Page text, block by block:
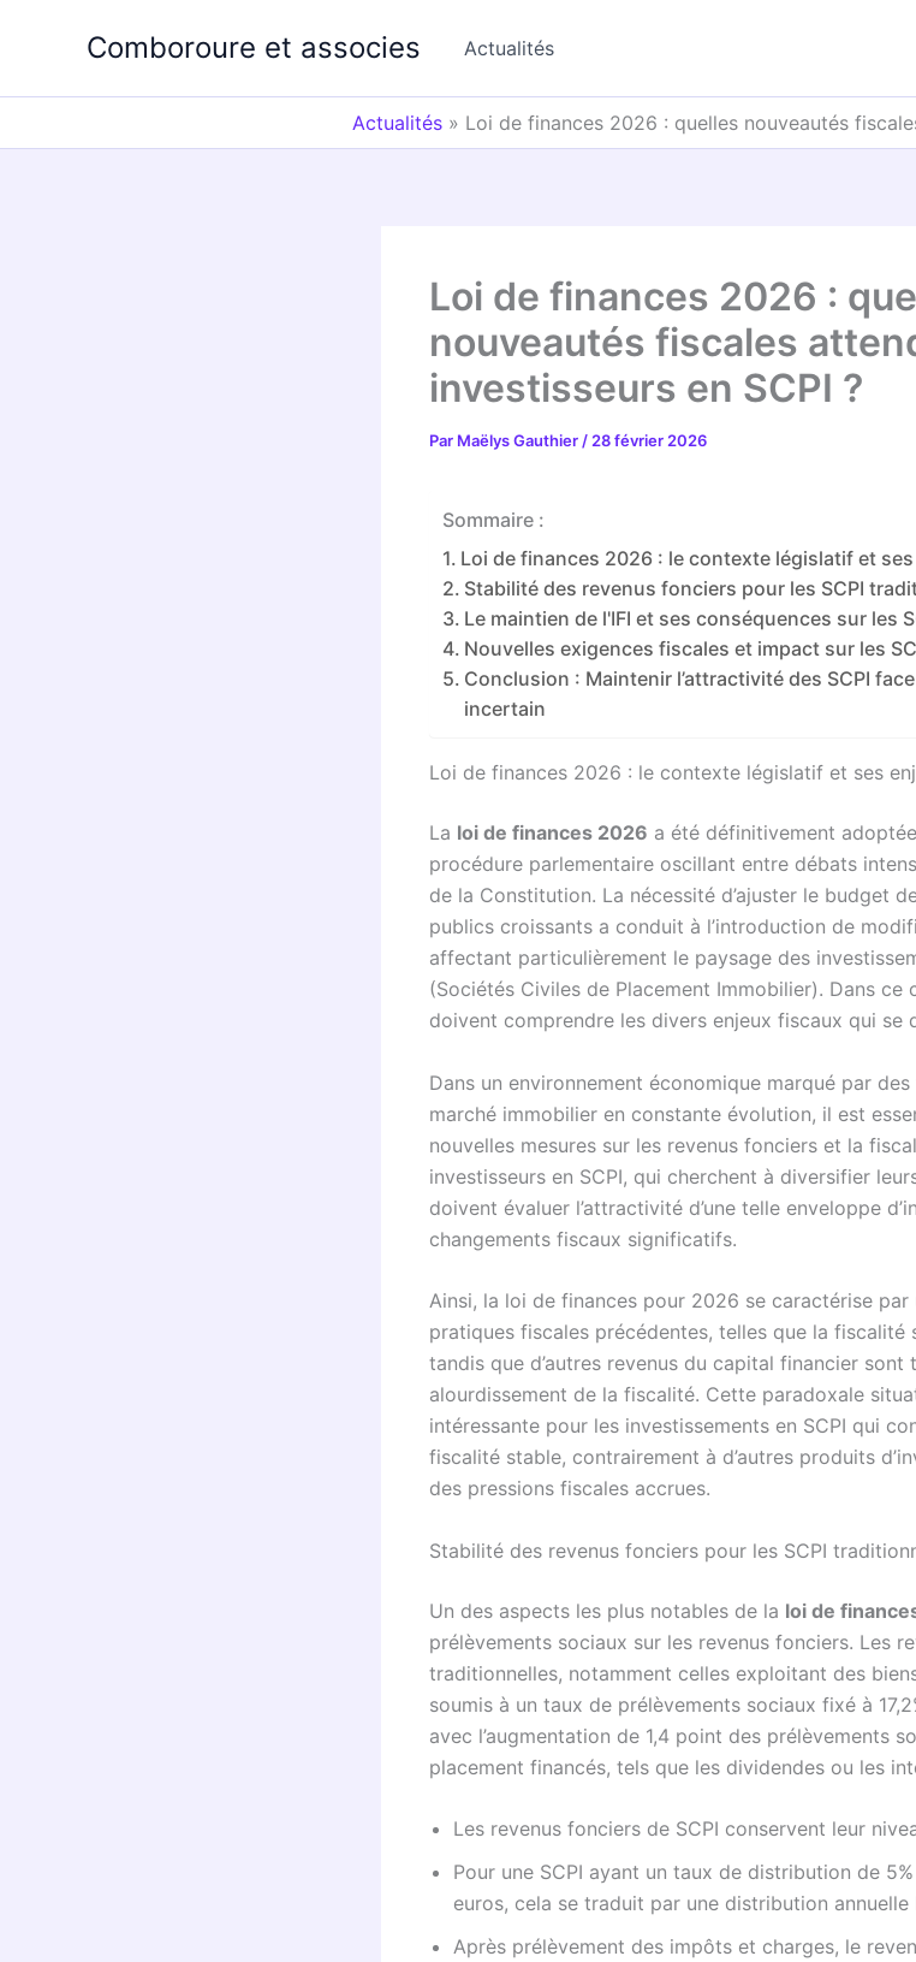
Comboroure et associes Actualités
Actualités » Loi de finances 2026 : quelles nouveautés
Loi de finances 2026 :
nouveautés fiscales
investisseurs en SCPI ?
Par Maëlys Gauthier / 28 février 2026
Sommaire :
Loi de finances 2026 : le contexte législatif et
Stabilité des revenus fonciers pour les SCPI
Le maintien de l'IFI et ses conséquences sur les
Nouvelles exigences fiscales et impact sur les
Conclusion : Maintenir l’attractivité des SCPI
incertain
Loi de finances 2026 : le contexte législatif et ses
La loi de finances 2026 a été définitivement
procédure parlementaire oscillant entre débats
de la Constitution. La nécessité d’ajuster le budget
publics croissants a conduit à l’introduction de
affectant particulièrement le paysage des
(Sociétés Civiles de Placement Immobilier). Dans ce
doivent comprendre les divers enjeux fiscaux qui se
Dans un environnement économique marqué par
marché immobilier en constante évolution, il est
nouvelles mesures sur les revenus fonciers et la
investisseurs en SCPI, qui cherchent à diversifier
doivent évaluer l’attractivité d’une telle enveloppe
changements fiscaux significatifs.
Ainsi, la loi de finances pour 2026 se caractérise
pratiques fiscales précédentes, telles que la fiscalité
tandis que d’autres revenus du capital financier sont
alourdissement de la fiscalité. Cette paradoxale
intéressante pour les investissements en SCPI qui
fiscalité stable, contrairement à d’autres produits
des pressions fiscales accrues.
Stabilité des revenus fonciers pour les SCPI
Un des aspects les plus notables de la loi de
prélèvements sociaux sur les revenus fonciers. Les
traditionnelles, notamment celles exploitant des
soumis à un taux de prélèvements sociaux fixé à
avec l’augmentation de 1,4 point des prélèvements
placement financés, tels que les dividendes ou les
Les revenus fonciers de SCPI conservent leur
Pour une SCPI ayant un taux de distribution de
euros, cela se traduit par une distribution
Après prélèvement des impôts et charges, le